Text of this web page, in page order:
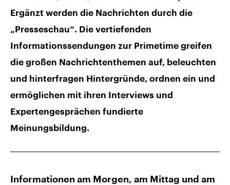
Ergänzt werden die Nachrichten durch die
„Presseschau“. Die vertiefenden
Informationssendungen zur Primetime greifen
die großen Nachrichtenthemen auf, beleuchten
und hinterfragen Hintergründe, ordnen ein und
ermöglichen mit ihren Interviews und
Expertengesprächen fundierte
Meinungsbildung.
Informationen am Morgen, am Mittag und am